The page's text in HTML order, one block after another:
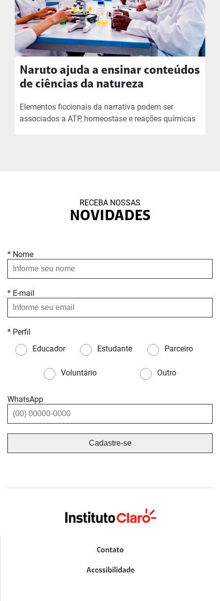
Naruto ajuda a ensinar conteúdos
de ciências da natureza
Elementos ficcionais da narrativa podem ser
associados a ATP, homeostase e reações químicas
RECEBA NOSSAS
NOVIDADES
* Nome
* E-mail
* Perfil
Educador
Estudante Parceiro
Voluntário Outro
WhatsApp
Contato
Acessibilidade